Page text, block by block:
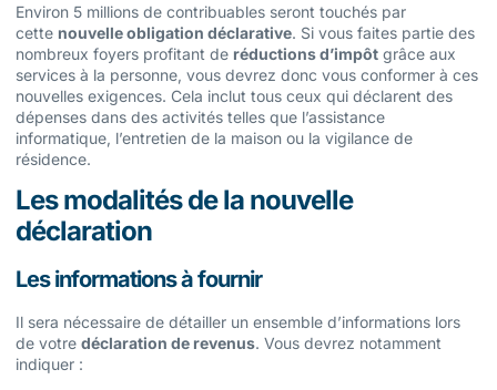
Environ 5 millions de contribuables seront touchés par
cette nouvelle obligation déclarative. Si vous faites partie des
nombreux foyers profitant de réductions d’impôt grâce aux
services à la personne, vous devrez donc vous conformer à ces
nouvelles exigences. Cela inclut tous ceux qui déclarent des
dépenses dans des activités telles que l’assistance
informatique, l’entretien de la maison ou la vigilance de
résidence.
Les modalités de la nouvelle
déclaration
Les informations à fournir
Il sera nécessaire de détailler un ensemble d’informations lors
de votre déclaration de revenus. Vous devrez notamment
indiquer :